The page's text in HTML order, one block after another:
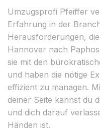
Umzugsprofi Pfeiffer
Erfahrung in der
Herausforderungen,
Hannover nach
sie mit den
und haben die nötige
effizient zu managen.
deiner Seite kannst du
und dich darauf
Händen ist.